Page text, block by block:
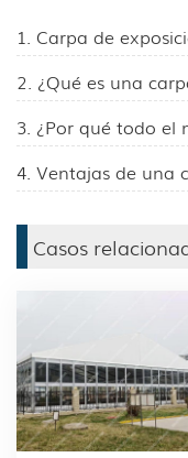
1. Carpa de
2. ¿Qué es una
3. ¿Por qué todo el
4. Ventajas de una
Casos